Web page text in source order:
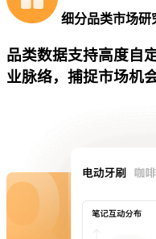
细分品类市场研
品类数据支持高度自
业脉络，捕捉市场机会